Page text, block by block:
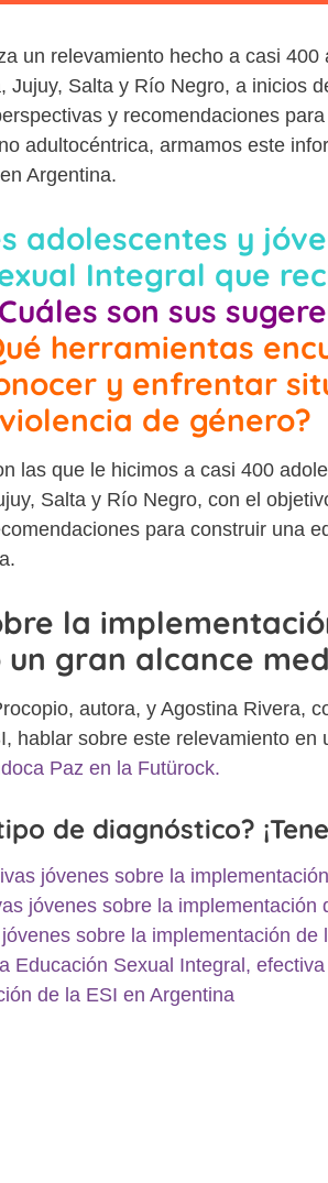
un relevamiento hecho a casi
Jujuy, Salta y Río Negro, a inicios
y recomendaciones
adultocéntrica, armamos este
Argentina.
adolescentes y
Integral que
son sus
herramientas
y enfrentar
violencia de género?
las que le hicimos a casi 400
Salta y Río Negro, con el
para construir una
la
gran alcance
autora, y Agostina Rivera,
hablar sobre este relevamiento en
Paz en la Futürock.
de diagnóstico?
jóvenes sobre la
jóvenes sobre la implementación
sobre la implementación de
Educación Sexual Integral,
de la ESI en Argentina